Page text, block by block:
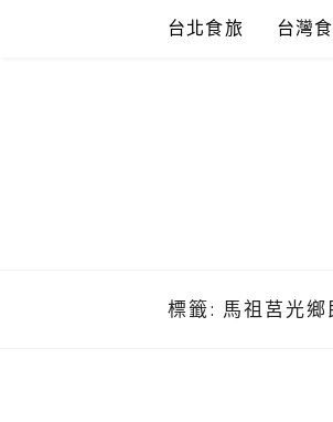
台北食旅 台灣
標籤: 馬祖莒光鄉